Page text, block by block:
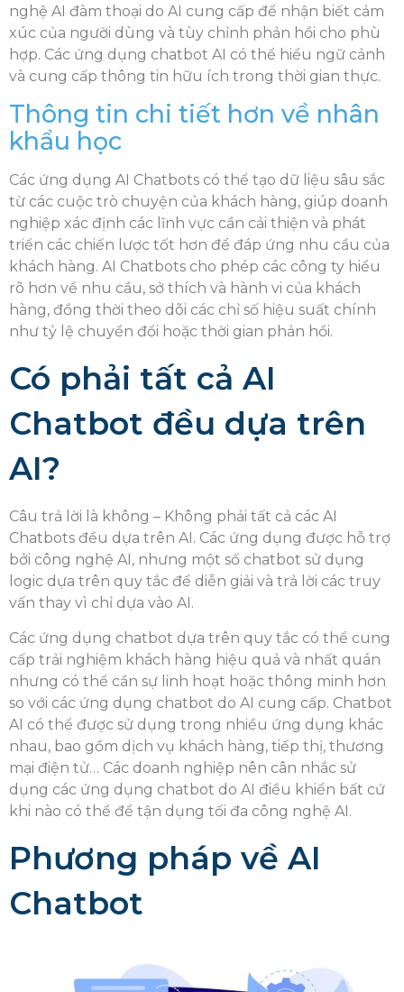
nghệ AI đàm thoại do AI cung cấp để nhận biết cảm
xúc của người dùng và tùy chỉnh phản hồi cho phù
hợp. Các ứng dụng chatbot AI có thể hiểu ngữ cảnh
và cung cấp thông tin hữu ích trong thời gian thực.
Thông tin chi tiết hơn về nhân
khẩu học
Các ứng dụng AI Chatbots có thể tạo dữ liệu sâu sắc
từ các cuộc trò chuyện của khách hàng, giúp doanh
nghiệp xác định các lĩnh vực cần cải thiện và phát
triển các chiến lược tốt hơn để đáp ứng nhu cầu của
khách hàng. AI Chatbots cho phép các công ty hiểu
rõ hơn về nhu cầu, sở thích và hành vi của khách
hàng, đồng thời theo dõi các chỉ số hiệu suất chính
như tỷ lệ chuyển đổi hoặc thời gian phản hồi.
Có phải tất cả AI
Chatbot đều dựa trên
AI?
Câu trả lời là không – Không phải tất cả các AI
Chatbots đều dựa trên AI. Các ứng dụng được hỗ trợ
bởi công nghệ AI, nhưng một số chatbot sử dụng
logic dựa trên quy tắc để diễn giải và trả lời các truy
vấn thay vì chỉ dựa vào AI.
Các ứng dụng chatbot dựa trên quy tắc có thể cung
cấp trải nghiệm khách hàng hiệu quả và nhất quán
nhưng có thể cần sự linh hoạt hoặc thông minh hơn
so với các ứng dụng chatbot do AI cung cấp. Chatbot
AI có thể được sử dụng trong nhiều ứng dụng khác
nhau, bao gồm dịch vụ khách hàng, tiếp thị, thương
mại điện tử… Các doanh nghiệp nên cân nhắc sử
dụng các ứng dụng chatbot do AI điều khiển bất cứ
khi nào có thể để tận dụng tối đa công nghệ AI.
Phương pháp về AI
Chatbot